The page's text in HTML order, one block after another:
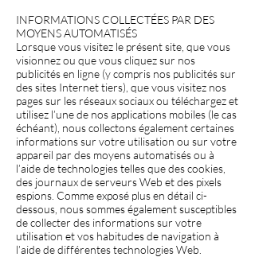
INFORMATIONS COLLECTÉES PAR DES
MOYENS AUTOMATISÉS
Lorsque vous visitez le présent site, que vous
visionnez ou que vous cliquez sur nos
publicités en ligne (y compris nos publicités sur
des sites Internet tiers), que vous visitez nos
pages sur les réseaux sociaux ou téléchargez et
utilisez l’une de nos applications mobiles (le cas
échéant), nous collectons également certaines
informations sur votre utilisation ou sur votre
appareil par des moyens automatisés ou à
l’aide de technologies telles que des cookies,
des journaux de serveurs Web et des pixels
espions. Comme exposé plus en détail ci-
dessous, nous sommes également susceptibles
de collecter des informations sur votre
utilisation et vos habitudes de navigation à
l’aide de différentes technologies Web.